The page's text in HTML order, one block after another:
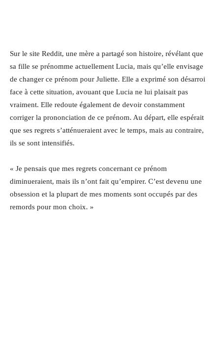
Sur le site Reddit, une mère a partagé son histoire, révélant que
sa fille se prénomme actuellement Lucia, mais qu’elle envisage
de changer ce prénom pour Juliette. Elle a exprimé son désarroi
face à cette situation, avouant que Lucia ne lui plaisait pas
vraiment. Elle redoute également de devoir constamment
corriger la prononciation de ce prénom. Au départ, elle espérait
que ses regrets s’atténueraient avec le temps, mais au contraire,
ils se sont intensifiés.
« Je pensais que mes regrets concernant ce prénom
diminueraient, mais ils n’ont fait qu’empirer. C’est devenu une
obsession et la plupart de mes moments sont occupés par des
remords pour mon choix. »